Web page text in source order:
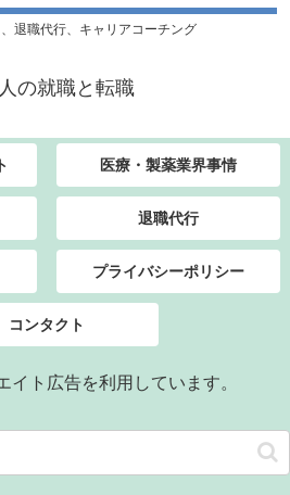
退職代行、キャリアコーチング
の就職と転職
医療・製薬業界事情
退職代行
プライバシーポリシー
コンタクト
ト広告を利用しています。